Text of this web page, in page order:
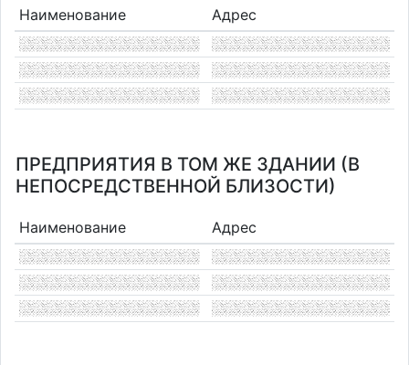
Наименование Адрес
ПРЕДПРИЯТИЯ В ТОМ ЖЕ ЗДАНИИ (В
НЕПОСРЕДСТВЕННОЙ БЛИЗОСТИ)
Наименование Адрес